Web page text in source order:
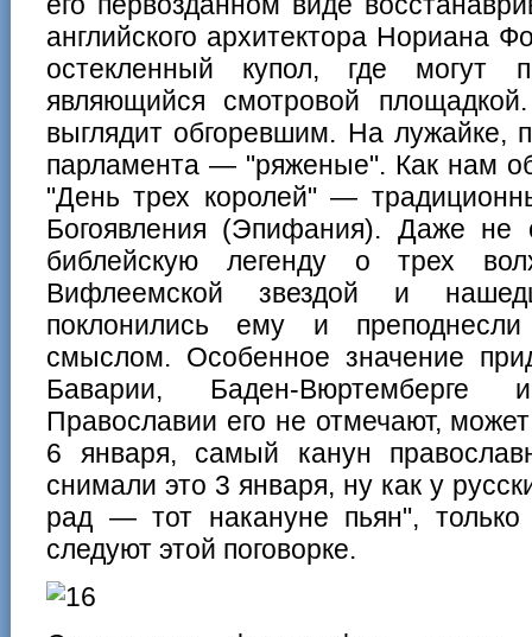
английского архитектора Нориана
остекленный купол, где могут
являющийся смотровой
выглядит обгоревшим. На лужайке,
парламента — "ряженые". Как нам
"День трех королей" —
Богоявления (Эпифания). Даже
библейскую легенду о трех
Вифлеемской звездой и
поклонились ему и
смыслом. Особенное значение
Баварии, Баден-Вюртемберге
Православии его не отмечают,
6 января, самый канун
снимали это 3 января, ну как у
рад — тот накануне пьян",
следуют этой поговорке.